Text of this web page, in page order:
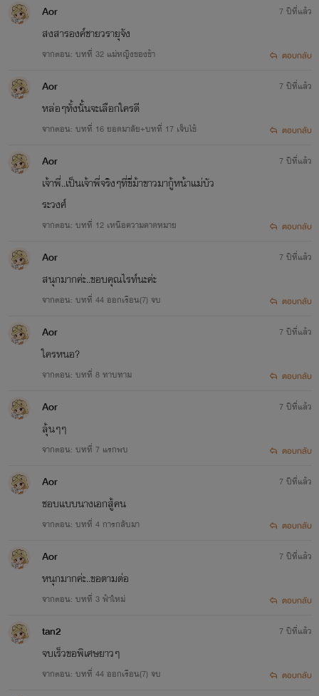
Aor
สงสารองค์ชายวรายุจัง
จากตอน: บทที่ 32 แม่หญิงของข้า
7 ปีที่แล้ว
ตอบกลับ
Aor
หล่อๆทั้งนั้นจะเลือกใครดี
จากตอน: บทที่ 16 ยอดมาลัย+บทที่ 17 เจ็บไข้
7 ปีที่แล้ว
ตอบกลับ
Aor
เจ้าพี่..เป็นเจ้าพี่จริงๆที่ขี่ม้าขาวมากู้หน้าแม่บัว
ระวงศ์
จากตอน: บทที่ 12 เหนือความคาดหมาย
7 ปีที่แล้ว
ตอบกลับ
Aor
สนุกมากค่ะ..ขอบคุณไรท์นะค่ะ
จากตอน: บทที่ 44 ออกเรือน(7) จบ
7 ปีที่แล้ว
ตอบกลับ
Aor
ใครหนอ?
จากตอน: บทที่ 8 ทาบทาม
7 ปีที่แล้ว
ตอบกลับ
Aor
ลุ้นๆๆ
จากตอน: ​บทที่ 7 แรกพบ
7 ปีที่แล้ว
ตอบกลับ
Aor
ชอบแบบนางเอกสู้คน
จากตอน: บทที่ 4 การกลับมา
7 ปีที่แล้ว
ตอบกลับ
Aor
หนุกมากค่ะ..ขอตามต่อ
จากตอน: บทที่ 3 ฟ้าใหม่
7 ปีที่แล้ว
ตอบกลับ
tan2
จบเร็วขอพิเศษยาวๆ
จากตอน: บทที่ 44 ออกเรือน(7) จบ
7 ปีที่แล้ว
ตอบกลับ